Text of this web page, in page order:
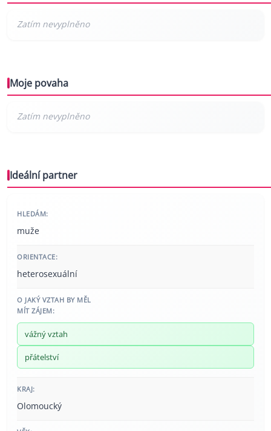
Moje povaha
Ideální partner
HLEDÁM:
muže
ORIENTACE:
heterosexuální
O JAKÝ VZTAH BY MĚL
MÍT ZÁJEM:
vážný vztah
přátelství
KRAJ:
Olomoucký